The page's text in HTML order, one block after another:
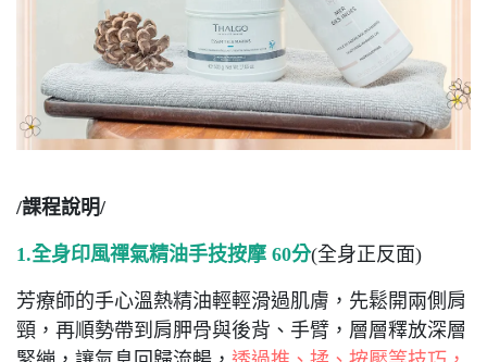
/課程說明/
1.全身印風禪氣精油手技按摩 60分(全身正反面)
芳療師的手心溫熱精油輕輕滑過肌膚，先鬆開兩側肩
頸，再順勢帶到肩胛骨與後背、手臂，層層釋放深層